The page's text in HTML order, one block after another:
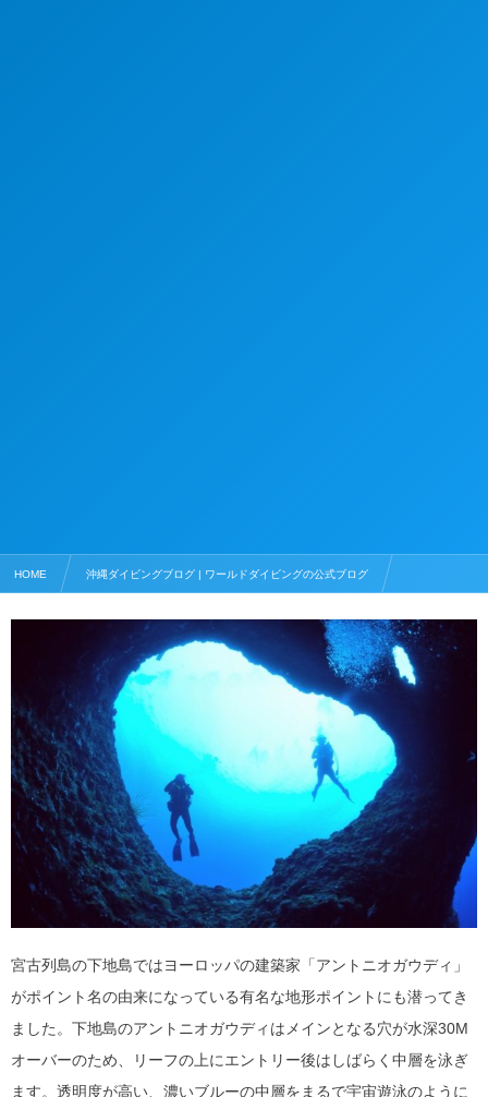
HOME 沖縄ダイビングブログ | ワールドダイビングの公式ブログ
宮古列島の下地島ではヨーロッパの建築家「アントニオガウディ」
がポイント名の由来になっている有名な地形ポイントにも潜ってき
ました。下地島のアントニオガウディはメインとなる穴が水深30M
オーバーのため、リーフの上にエントリー後はしばらく中層を泳ぎ
ます。透明度が高い、濃いブルーの中層をまるで宇宙遊泳のように